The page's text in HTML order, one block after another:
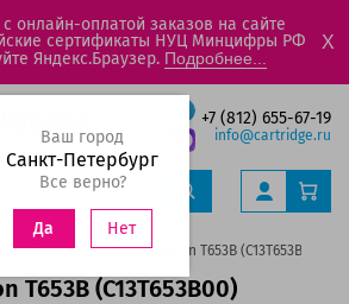
онлайн-оплатой заказов на сайте
сертификаты НУЦ Минцифры РФ
Яндекс.Браузер. Подробнее...
X
+7 (812) 655-67-19
info@cartridge.ru
Ваш город
Санкт-Петербург
Все верно?
Да Нет
Картридж Epson T653B (C13T653B00)
T653B (C13T653B00)